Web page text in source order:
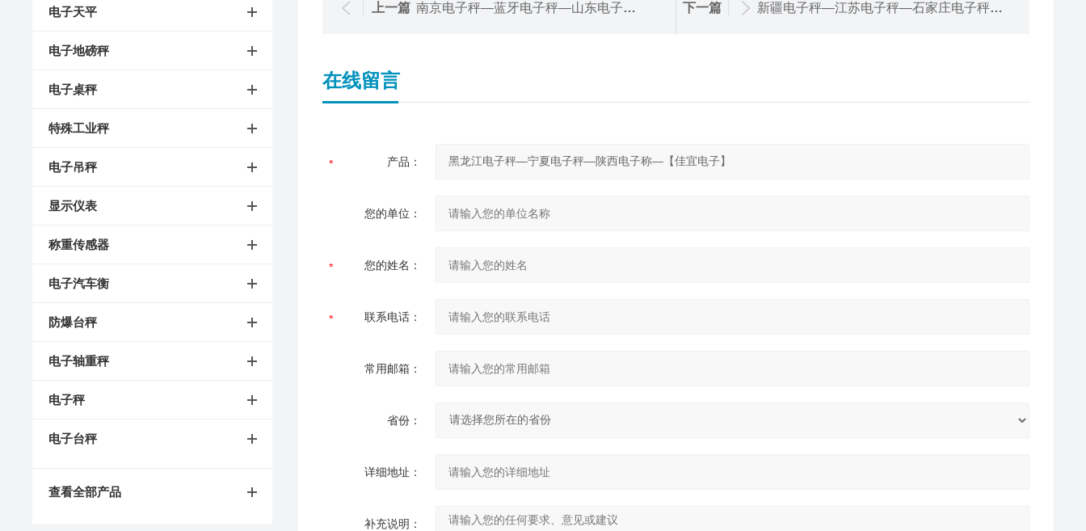
电子天平
电子地磅秤
电子桌秤
特殊工业秤
电子吊秤
显示仪表
称重传感器
电子汽车衡
防爆台秤
电子轴重秤
电子秤
电子台秤
查看全部产品
上一篇 南京电子秤—蓝牙电子秤—山东电子秤—【佳宜电子】 下一篇 新疆电子秤—江苏电子秤—石家庄电子秤【佳宜电子】
在线留言
产品：
您的单位：
您的姓名：
联系电话：
常用邮箱：
省份：
详细地址：
补充说明：